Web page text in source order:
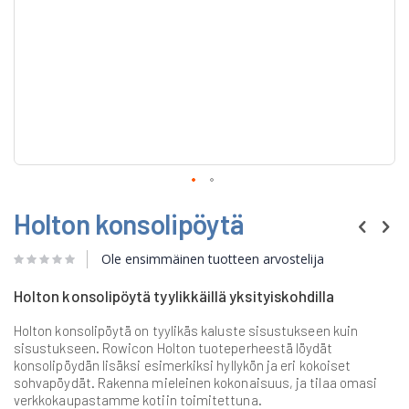
to
the
beginning
of
images
Holton konsolipöytä
Ole ensimmäinen tuotteen arvostelija
Holton konsolipöytä tyylikkäillä yksityiskohdilla
Holton konsolipöytä on tyylikäs kaluste sisustukseen kuin
sisustukseen. Rowicon Holton tuoteperheestä löydät
konsolipöydän lisäksi esimerkiksi hyllykön ja eri kokoiset
sohvapöydät. Rakenna mieleinen kokonaisuus, ja tilaa omasi
verkkokaupastamme kotiin toimitettuna.